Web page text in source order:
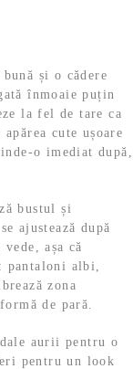
.
și o cădere
înmoaie puțin
la fel de tare ca
cute ușoare
o imediat după,
bustul și
ajustează după
așa că
pantaloni albi,
zona
de pară.
aurii pentru o
pentru un look